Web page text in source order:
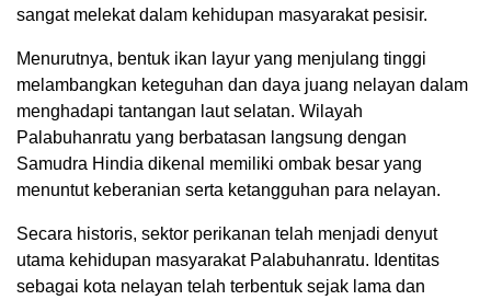
sangat melekat dalam kehidupan masyarakat pesisir.
Menurutnya, bentuk ikan layur yang menjulang tinggi
melambangkan keteguhan dan daya juang nelayan dalam
menghadapi tantangan laut selatan. Wilayah
Palabuhanratu yang berbatasan langsung dengan
Samudra Hindia dikenal memiliki ombak besar yang
menuntut keberanian serta ketangguhan para nelayan.
Secara historis, sektor perikanan telah menjadi denyut
utama kehidupan masyarakat Palabuhanratu. Identitas
sebagai kota nelayan telah terbentuk sejak lama dan